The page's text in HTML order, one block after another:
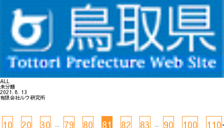
ALL
未分類
2021. 8. 13
有限会社ルウ研究所
10 20 30 ... 79 80 81 82 83 ... 90 100 110